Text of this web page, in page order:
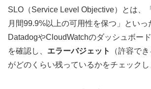
SLO（Service Level Objective）とは、
月間99.9%以上の可用性を保つ」といっ
DatadogやCloudWatchのダッシュボー
を確認し、 エラーバジェット
（許容で
がどのくらい残っているかをチェックし